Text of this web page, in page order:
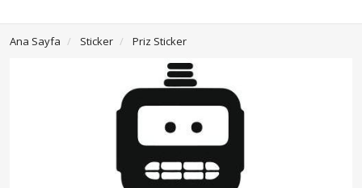
Ana Sayfa Sticker Priz Sticker